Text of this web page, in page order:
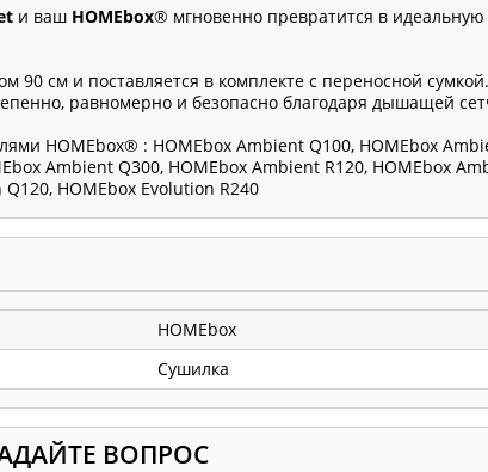
и ваш HOMEbox® мгновенно превратится в идеальную
90 см и поставляется в комплекте с переносной
равномерно и безопасно благодаря дышащей
HOMEbox® : HOMEbox Ambient Q100, HOMEbox
Ambient Q300, HOMEbox Ambient R120, HOMEbox
HOMEbox Evolution R240
HOMEbox
Сушилка
ВОПРОС